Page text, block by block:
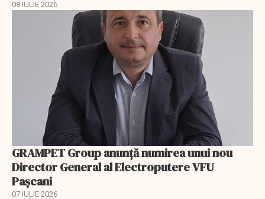
08 IULIE 2026
GRAMPET Group anunță numirea unui nou
Director General al Electroputere VFU
Pașcani
07 IULIE 2026